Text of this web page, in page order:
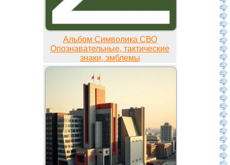
Альбом Символика СВО
Опознавательные, тактические
знаки, эмблемы